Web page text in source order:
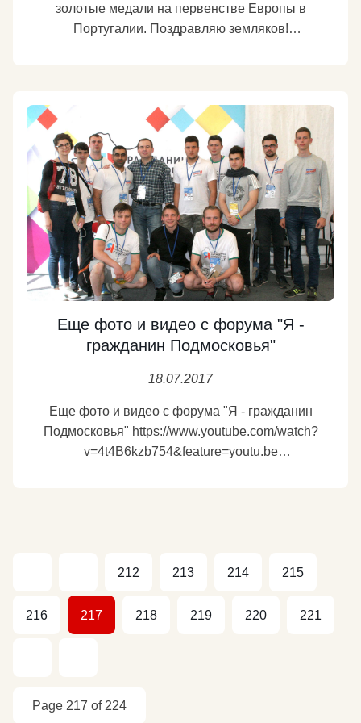
наши аргументы единороссов не убедили. Второй
закон разрешает авиакомпаниям отменять
оплачивать багаж. Явочным порядком
авиакомпании давно это делают, но недовольные
граждане с непривычки скандалили. Теперь
авиаперевозчики могут отказать пассажиру по
закону. Плата за багаж обычно составляет не
менее 1500 рублей. Прибавьте еще 12 тысяч к
отпускному бюджету семьи из 4 человек,
решившей купить авиабилеты подешевле.
http://www.rbc.ru/politics/20/07/2017/
золотые медали на первенстве Европы в
Португалии. Поздравляю земляков!
Еще фото и видео с форума "Я -
гражданин Подмосковья"
18.07.2017
Еще фото и видео с форума "Я - гражданин
Подмосковья" https://www.youtube.com/watch?
v=4t4B6kzb754&feature=youtu.be
212 213 214 215
216 217 218 219 220 221
Page 217 of 224